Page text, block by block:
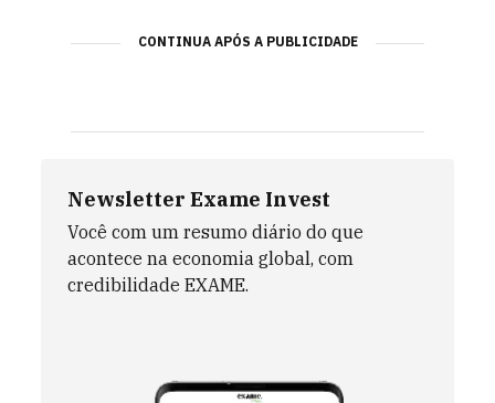
Celso Toledo VER ARTIGOS
Bora Varejo VER ARTIGOS
CONTINUA APÓS A PUBLICIDADE
Newsletter Exame Invest
Você com um resumo diário do que
acontece na economia global, com
credibilidade EXAME.